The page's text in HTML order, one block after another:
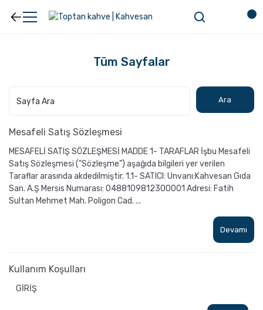
Tüm Sayfalar
Mesafeli Satış Sözleşmesi
MESAFELİ SATIŞ SÖZLEŞMESİ MADDE 1- TARAFLAR İşbu Mesafeli
Satış Sözleşmesi ("Sözleşme”) aşağıda bilgileri yer verilen
Taraflar arasında akdedilmiştir. 1.1- SATICI: Unvanı:Kahvesan Gıda
San. A.Ş Mersis Numarası: 0488109812300001 Adresi: Fatih
Sultan Mehmet Mah. Poligon Cad. ...
Devamı
Kullanım Koşulları
GİRİŞ